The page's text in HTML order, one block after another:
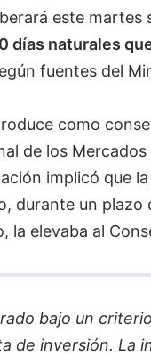
este martes
días naturales
fuentes del
como
de los
implicó que
durante un plazo
la elevaba al
bajo un
de inversión. La